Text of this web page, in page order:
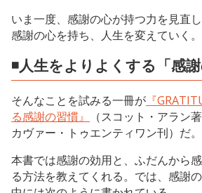
いま一度、感謝の心が持つ力を見直し
感謝の心を持ち、人生を変えていく。
◾️人生をよりよくする「感謝
そんなことを試みる一冊が 『
る感謝の習慣』
（スコット・アラン
カヴァー・トゥエンティワン刊）だ。
本書では感謝の効用と、ふだんから
る方法を教えてくれる。では、感謝